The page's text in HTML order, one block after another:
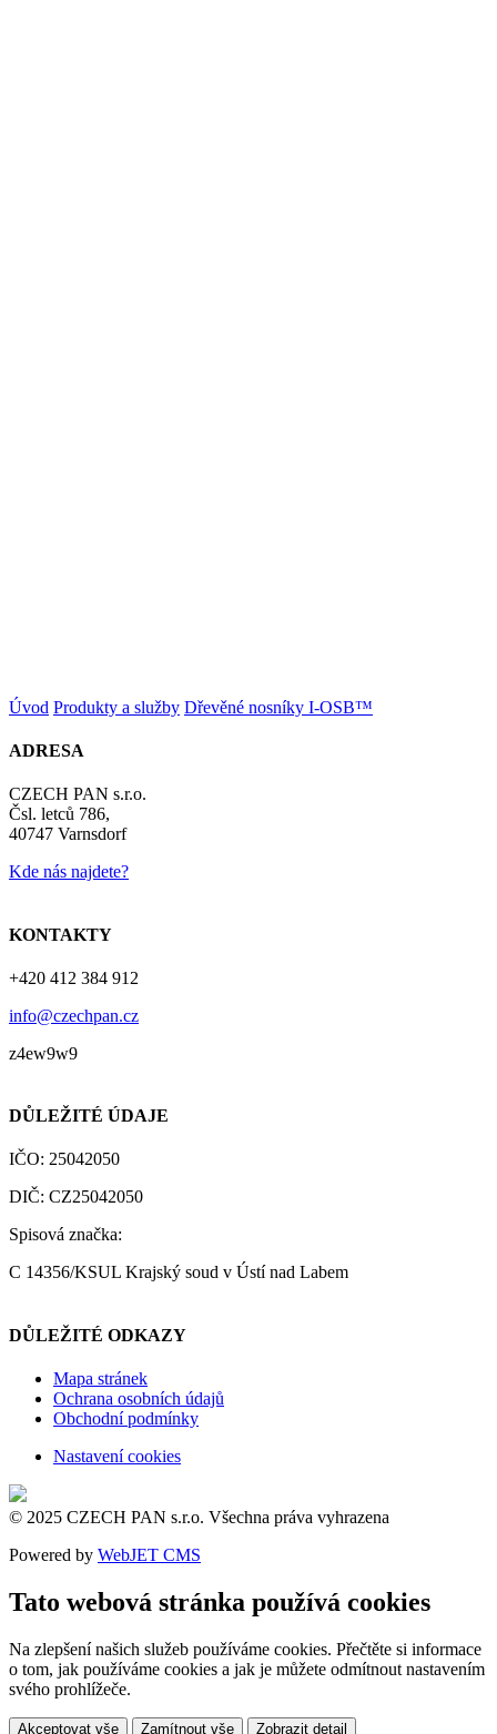
Úvod Produkty a služby Dřevěné nosníky I-OSB™
ADRESA
CZECH PAN s.r.o.
Čsl. letců 786,
40747 Varnsdorf
Kde nás najdete?
KONTAKTY
+420 412 384 912
info@czechpan.cz
z4ew9w9
DŮLEŽITÉ ÚDAJE
IČO: 25042050
DIČ: CZ25042050
Spisová značka:
C 14356/KSUL Krajský soud v Ústí nad Labem
DŮLEŽITÉ ODKAZY
Mapa stránek
Ochrana osobních údajů
Obchodní podmínky
Nastavení cookies
© 2025 CZECH PAN s.r.o. Všechna práva vyhrazena
Powered by WebJET CMS
Tato webová stránka používá cookies
Na zlepšení našich služeb používáme cookies. Přečtěte si informace
o tom, jak používáme cookies a jak je můžete odmítnout nastavením
svého prohlížeče.
Akceptovat vše Zamítnout vše Zobrazit detail